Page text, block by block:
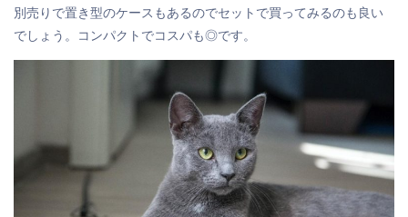
別売りで置き型のケースもあるのでセットで買ってみるのも良い
でしょう。コンパクトでコスパも◎です。